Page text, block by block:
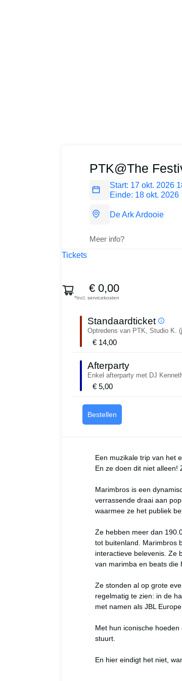
PTK@The
Start: 17 okt. 2026
Einde: 18 okt. 2026
De Ark Ardooie
Meer info?
Tickets
€ 0,00
*Incl. servicekosten
Standaardticket
Optredens van PTK, Studio K.
€ 14,00
Afterparty
Enkel afterparty met DJ
€ 5,00
Bestellen
Een muzikale trip van het
En ze doen dit niet
Marimbros is een
verrassende draai aan
waarmee ze het publiek
Ze hebben meer dan
tot buitenland. Marimbros
interactieve belevenis. Ze
van marimba en beats die
Ze stonden al op grote
regelmatig te zien: in de
met namen als JBL
Met hun iconische
stuurt.
En hier eindigt het niet,